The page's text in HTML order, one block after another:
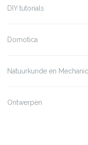
DIY tutorials
Domotica
Natuurkunde en
Ontwerpen